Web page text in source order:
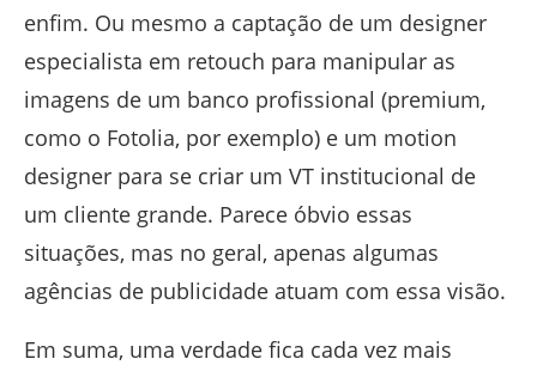
enfim. Ou mesmo a captação de um designer
especialista em retouch para manipular as
imagens de um banco profissional (premium,
como o Fotolia, por exemplo) e um motion
designer para se criar um VT institucional de
um cliente grande. Parece óbvio essas
situações, mas no geral, apenas algumas
agências de publicidade atuam com essa visão.
Em suma, uma verdade fica cada vez mais